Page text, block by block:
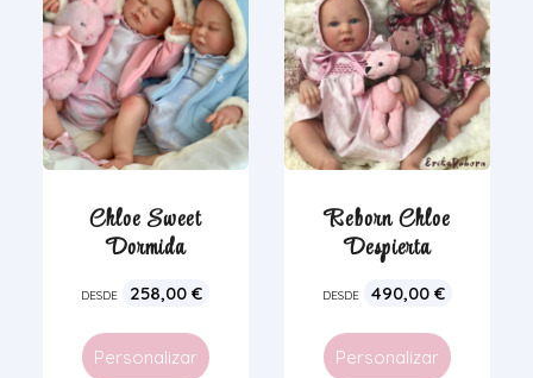
Chloe Sweet
Dormida
DESDE 258,00€
Personalizar
Reborn Chloe
Despierta
DESDE 490,00€
Personalizar